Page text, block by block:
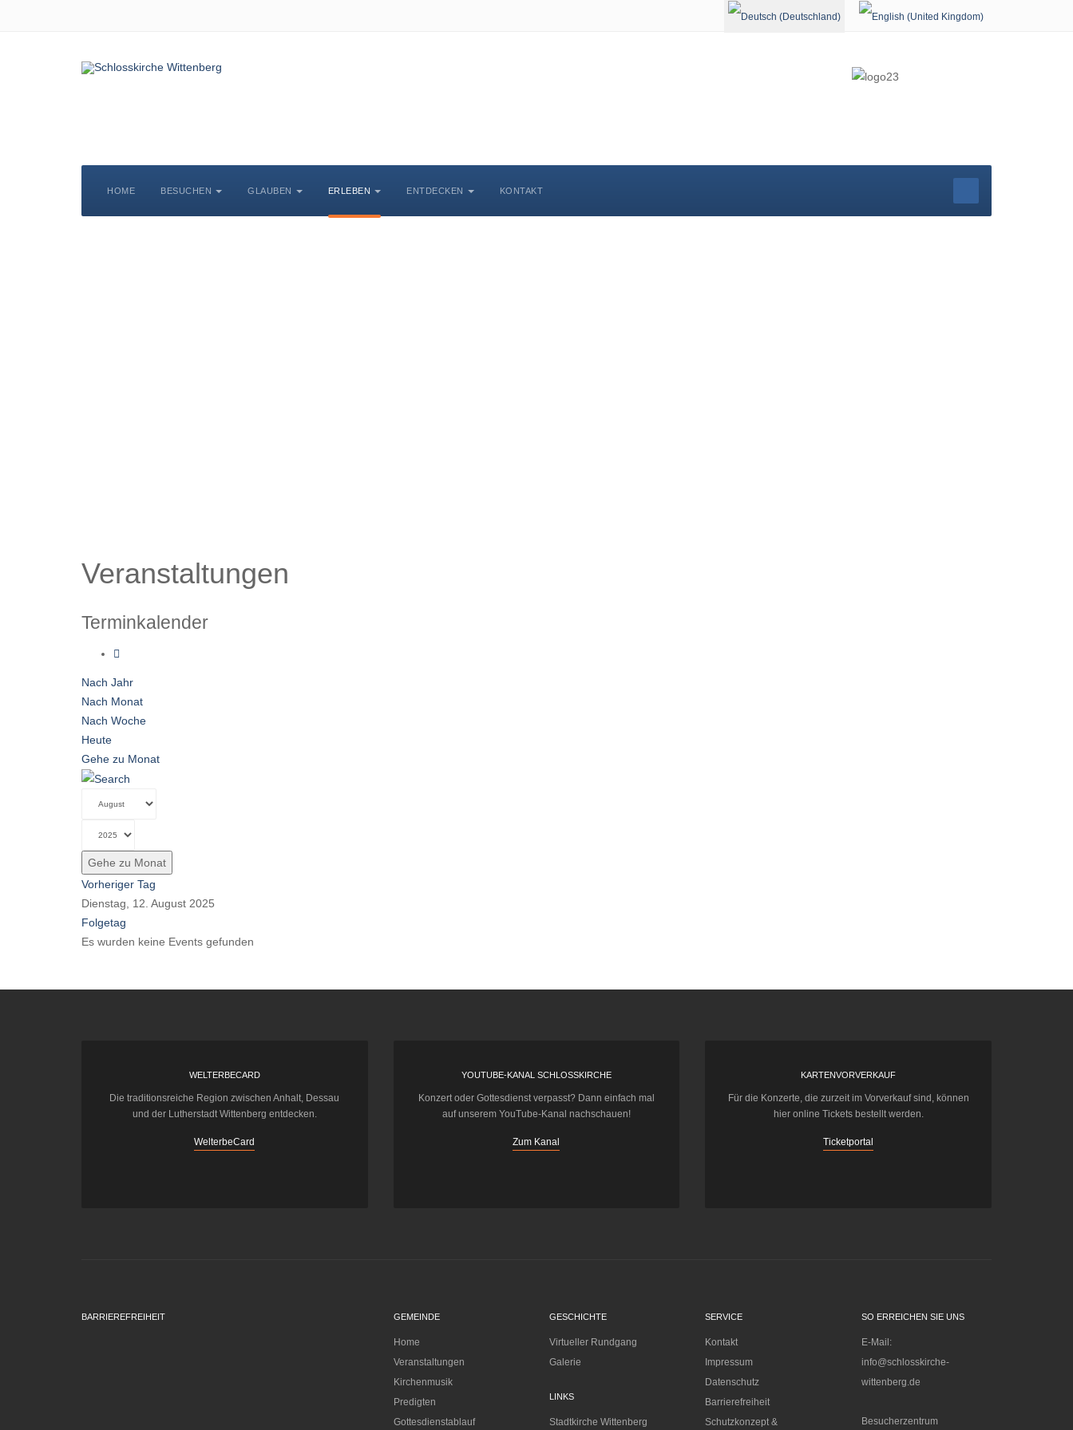
Sprache auswählen
HOME BESUCHEN GLAUBEN ERLEBEN ENTDECKEN KONTAKT
Veranstaltungen
Terminkalender
Nach Jahr
Nach Monat
Nach Woche
Heute
Gehe zu Monat
Gehe zu Monat
Vorheriger Tag
Dienstag, 12. August 2025
Folgetag
Es wurden keine Events gefunden
WELTERBECARD
Die traditionsreiche Region zwischen Anhalt, Dessau
und der Lutherstadt Wittenberg entdecken.
WelterbeCard
YOUTUBE-KANAL SCHLOSSKIRCHE
Konzert oder Gottesdienst verpasst? Dann einfach mal
auf unserem YouTube-Kanal nachschauen!
Zum Kanal
KARTENVORVERKAUF
Für die Konzerte, die zurzeit im Vorverkauf sind, können
hier online Tickets bestellt werden.
Ticketportal
BARRIEREFREIHEIT GEMEINDE
Home
Veranstaltungen
Kirchenmusik
Predigten
Gottesdienstablauf
GESCHICHTE
Virtueller Rundgang
Galerie
LINKS
Stadtkirche Wittenberg
SERVICE
Kontakt
Impressum
Datenschutz
Barrierefreiheit
Schutzkonzept &
SO ERREICHEN SIE UNS
E-Mail:
info@schlosskirche-
wittenberg.de
Besucherzentrum